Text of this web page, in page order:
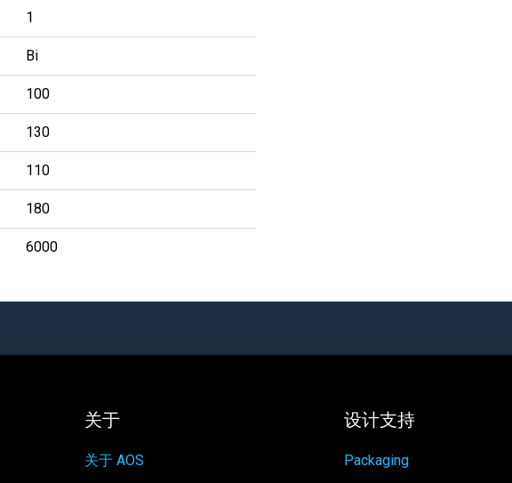
1
Bi
100
130
110
180
6000
关于
关于 AOS
设计支持
Packaging